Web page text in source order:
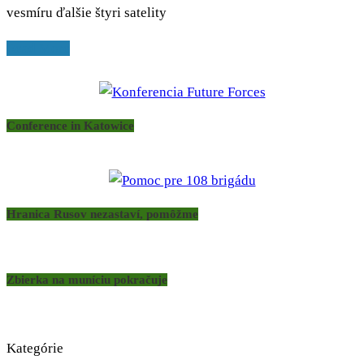
vesmíru ďalšie štyri satelity
Conference in Katowice
Hranica Rusov nezastaví, pomôžme
Zbierka na muníciu pokračuje
Kategórie